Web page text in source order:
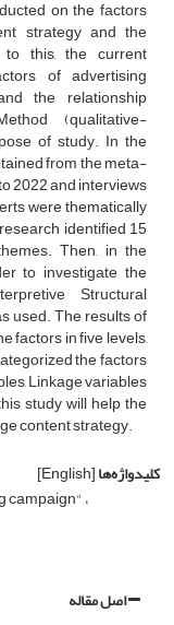
on the factors
strategy and the
to this, the current
of advertising
the relationship
(qualitative-
of study. In the
from the meta-
2022 and interviews
were thematically
identified 15
Then, in the
to investigate the
Structural
used. The results of
factors in five levels,
the factors
Linkage variables
study will help the
content strategy.
کلیدواژه‌ها[English]
campaign"
اصل مقاله